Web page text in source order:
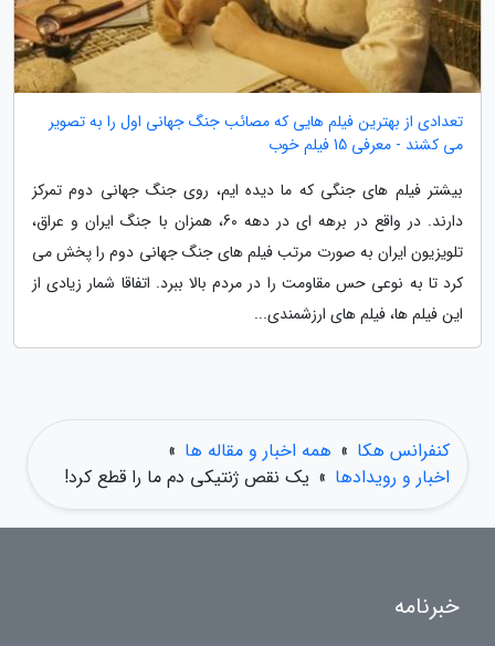
تعدادی از بهترین فیلم هایی که مصائب جنگ جهانی اول را به تصویر
می کشند - معرفی 15 فیلم خوب
بیشتر فیلم های جنگی که ما دیده ایم، روی جنگ جهانی دوم تمرکز
دارند. در واقع در برهه ای در دهه 60، همزان با جنگ ایران و عراق،
تلویزیون ایران به صورت مرتب فیلم های جنگ جهانی دوم را پخش می
کرد تا به نوعی حس مقاومت را در مردم بالا ببرد. اتفاقا شمار زیادی از
این فیلم ها، فیلم های ارزشمندی...
کنفرانس هکا » همه اخبار و مقاله ها »
اخبار و رویدادها » یک نقص ژنتیکی دم ما را قطع کرد!
خبرنامه